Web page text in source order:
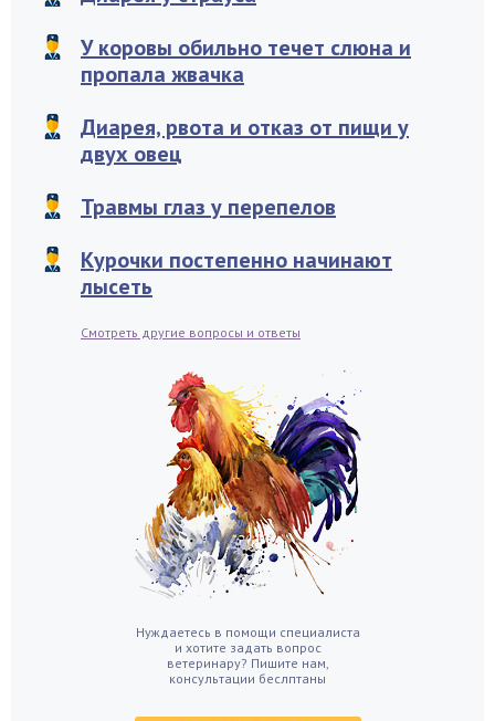
У коровы обильно течет слюна и
пропала жвачка
Диарея, рвота и отказ от пищи у
двух овец
Травмы глаз у перепелов
Курочки постепенно начинают
лысеть
Смотреть другие вопросы и ответы
Нуждаетесь в помощи специалиста
и хотите задать вопрос
ветеринару? Пишите нам,
консультации беслптаны